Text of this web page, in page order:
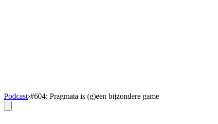
Podcast›#604: Pragmata is (g)een bijzondere game